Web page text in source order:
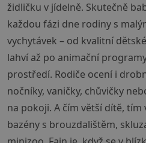
židličku v jídelně. Skutečně
každou fázi dne rodiny s
vychytávek – od kvalitní
lahví až po animační
prostředí. Rodiče ocení i
nočníky, vaničky, chůvičky
na pokoji. A čím větší dítě,
bazény s brouzdalištěm,